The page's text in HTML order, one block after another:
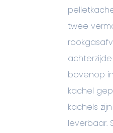
twee
bovenop
kachel
kachels
leverbaar.